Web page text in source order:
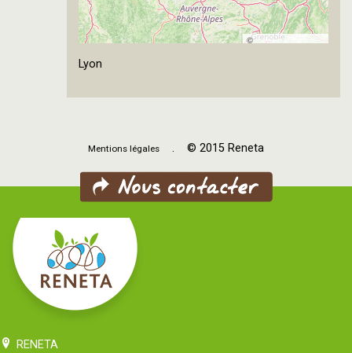
©
Lyon
Mentions légales . © 2015 Reneta
RENETA